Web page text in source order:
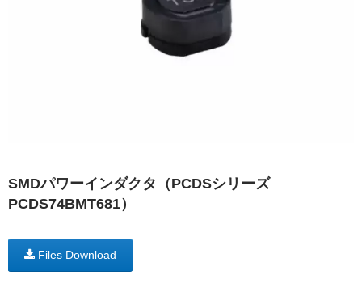
SMDパワーインダクタ（PCDSシリーズ
PCDS74BMT681）
Files Download